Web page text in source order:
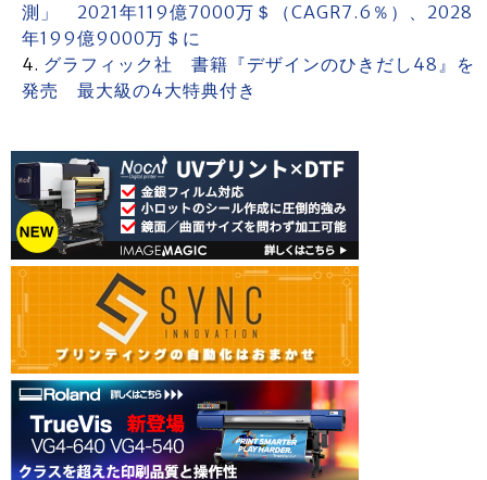
測」 2021年119億7000万＄（CAGR7.6％）、2028
年199億9000万＄に
グラフィック社 書籍『デザインのひきだし48』を
発売 最大級の4大特典付き